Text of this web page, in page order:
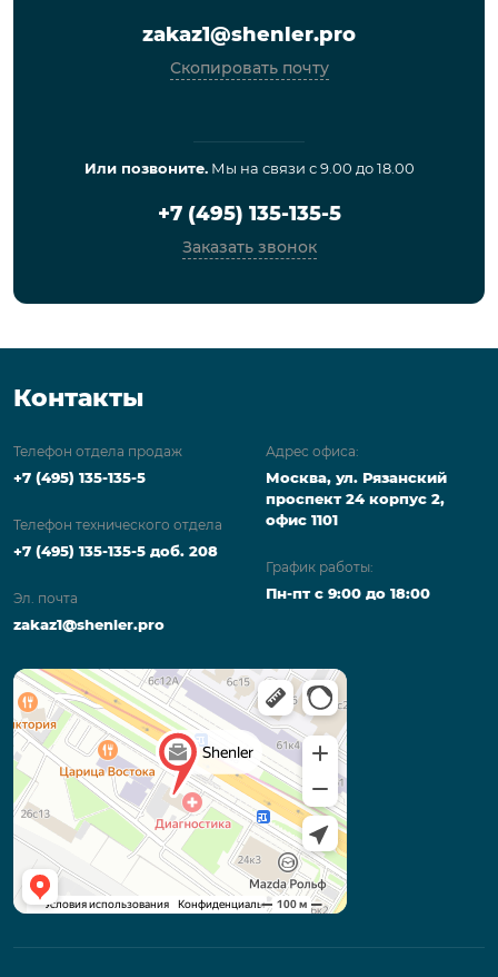
zakaz1@shenler.pro
Скопировать почту
Или позвоните.Мы на связи с 9.00 до 18.00
+7 (495) 135-135-5
Заказать звонок
Контакты
Телефон отдела продаж
+7 (495) 135-135-5
Телефон технического отдела
+7 (495) 135-135-5 доб. 208
Эл. почта
zakaz1@shenler.pro
Адрес офиса:
Москва, ул. Рязанский
проспект 24 корпус 2,
офис 1101
График работы:
Пн-пт с 9:00 до 18:00